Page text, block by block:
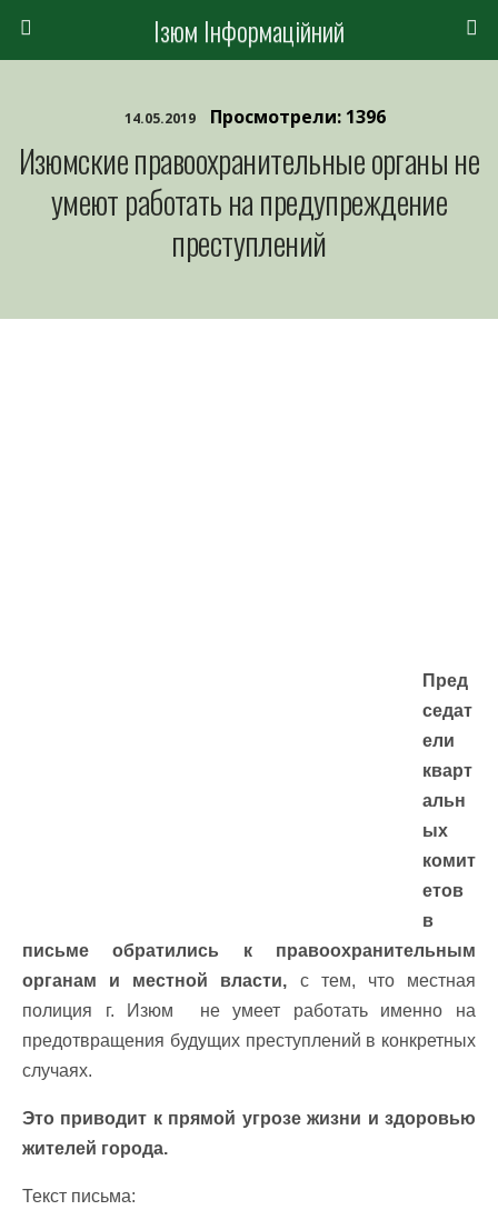
Ізюм Інформаційний
14.05.2019 Просмотрели: 1396
Изюмские правоохранительные органы не
умеют работать на предупреждение
преступлений
Пред
седат
ели
кварт
альн
ых
комит
етов
в
письме обратились к правоохранительным
органам и местной власти, с тем, что местная
полиция г. Изюм не умеет работать именно на
предотвращения будущих преступлений в конкретных
случаях.
Это приводит к прямой угрозе жизни и здоровью
жителей города.
Текст письма: